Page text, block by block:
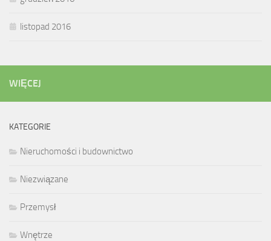
listopad 2016
WIĘCEJ
KATEGORIE
Nieruchomości i budownictwo
Niezwiązane
Przemysł
Wnętrze